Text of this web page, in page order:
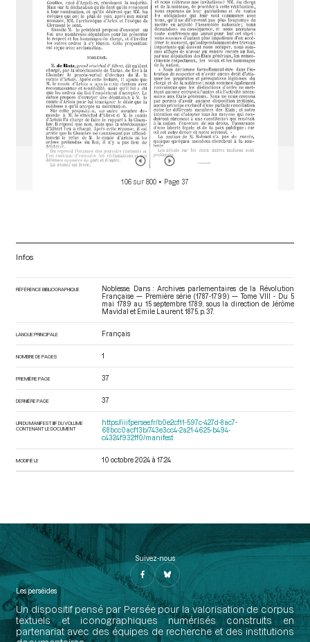
106 sur 800 • Page 37
Infos
RÉFÉRENCE BIBLIOGRAPHIQUE
Noblesse. Dans : Archives parlementaires de la Révolution
Française — Première série (1787-1799) — Tome VIII - Du 5
mai 1789 au 15 septembre 1789 , sous la direction de Jérôme
Mavidal et Emile Laurent. 1875. p. 37.
LANGUE PRINCIPALE Français
NOMBRE DE PAGES 1
PREMIÈRE PAGE 37
DERNIÈRE PAGE 37
URI DU MANIFEST IIIF DU VOLUME
CONTENANT LE DOCUMENT
https://iiif.persee.fr/b0e2cf11-597c-427d-8ac7-
68bcc0acf13b/743e3cc4-2a21-4625-b494-
c4324f932ff0/manifest
MODIFIÉ LE 10 octobre 2024 à 17:24
Suivez-nous
Les perséides
Un dispositif pensé par Persée pour la valorisation de corpus
textuels et iconographiques numérisés construits en
partenariat avec des équipes de recherche et des institutions